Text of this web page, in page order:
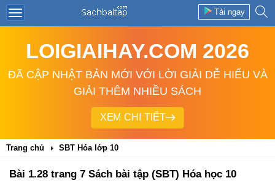
Tải ngay
LOIGIAIHAY.COM 2026
ĐÃ CẬP NHẬT BẢN MỚI VỚI LỜI GIẢI DỄ HIỂU VÀ
GIẢI THÊM NHIỀU SÁCH
XEM CHI TIẾT
Trang chủ SBT Hóa lớp 10
Bài 1.28 trang 7 Sách bài tập (SBT) Hóa học 10